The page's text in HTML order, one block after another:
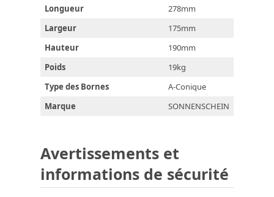
Longueur
278mm
Largeur
175mm
Hauteur
190mm
Poids
19kg
Type des Bornes
A-Conique
Marque
SONNENSCHEIN
Avertissements et
informations de sécurité